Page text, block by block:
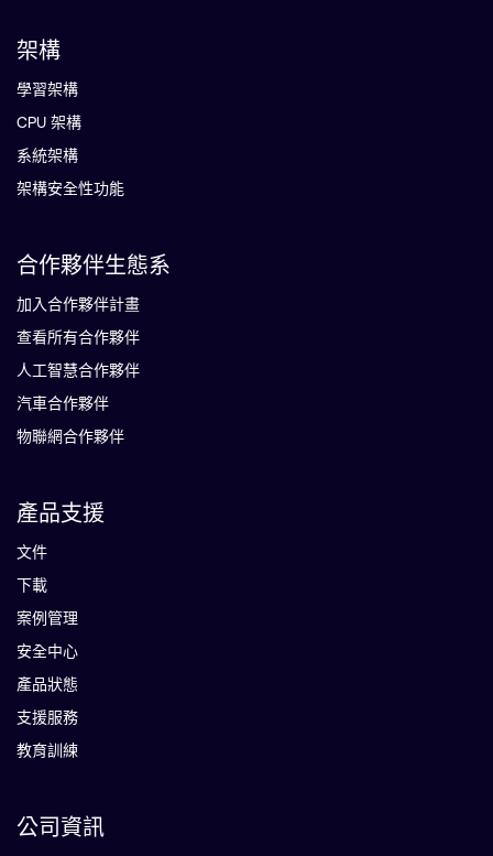
架構
學習架構
CPU 架構
系統架構
架構安全性功能
合作夥伴生態系
加入合作夥伴計畫
查看所有合作夥伴
人工智慧合作夥伴
汽車合作夥伴
物聯網合作夥伴
產品支援
文件
下載
案例管理
安全中心
產品狀態
支援服務
教育訓練
公司資訊